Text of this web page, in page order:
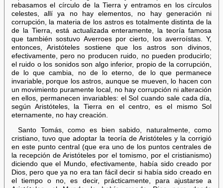
rebasamos el círculo de la Tierra y entramos en los círculos
celestes, allí ya no hay elementos, no hay generación ni
corrupción, la materia de los astros es totalmente distinta de la
de la Tierra, está actualizada enteramente, la teoría famosa
que también sostuvo Averroes por cierto, los averroístas. Y,
entonces, Aristóteles sostiene que los astros son divinos,
efectivamente, pero no producen ruido, no pueden producirlo;
el ruido o los sonidos son algo inferior, propio de la corrupción,
de lo que cambia, no de lo eterno, de lo que permanece
invariable, porque los astros, aunque se mueven, lo hacen con
un movimiento puramente local, no hay corrupción ni alteración
en ellos, permanecen invariables: el Sol cuando sale cada día,
según Aristóteles, la Tierra en el centro, es el mismo Sol
eternamente, no hay creación.
Santo Tomás, como es bien sabido, naturalmente, como
cristiano, tuvo que adoptar la teoría de Aristóteles y la corrigió
en este punto central (que era uno de los puntos centrales de
la recepción de Aristóteles por el tomismo, por el cristianismo)
diciendo que el Mundo, efectivamente, había sido creado por
Dios, pero que ya no era tan fácil decir si había sido creado en
el tiempo o no, es decir, prácticamente, para ajustarse a